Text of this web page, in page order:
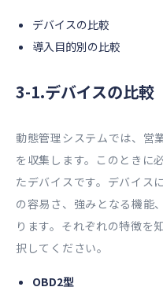
デバイスの比較
導入目的別の比較
3-1.デバイスの比較
動態管理システムでは、営
を収集します。このときに
たデバイスです。デバイス
の容易さ、強みとなる機能
ります。それぞれの特徴を
択してください。
OBD2型